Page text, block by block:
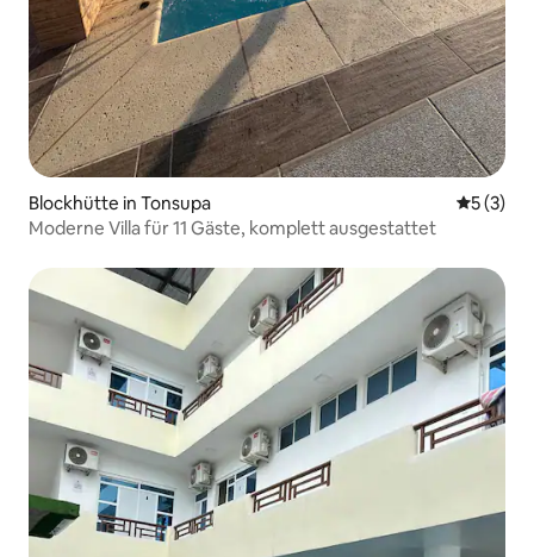
Blockhütte in Tonsupa
5 (3)
Moderne Villa für 11 Gäste, komplett ausgestattet